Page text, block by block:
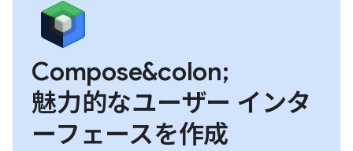
Compose&colon;
魅力的なユーザー インタ
ーフェースを作成